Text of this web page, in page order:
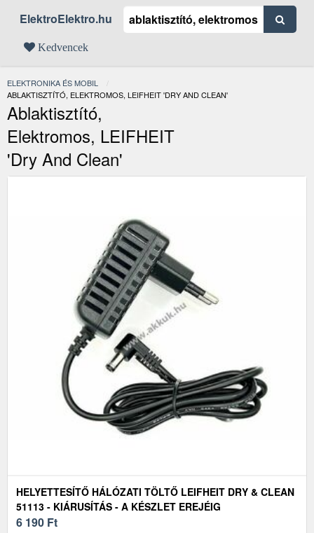
ElektroElektro.hu
Kedvencek
ELEKTRONIKA ÉS MOBIL
JELENLEGI:
ABLAKTISZTÍTÓ, ELEKTROMOS, LEIFHEIT 'DRY AND CLEAN'
Ablaktisztító,
Elektromos, LEIFHEIT
'Dry And Clean'
HELYETTESÍTŐ HÁLÓZATI TÖLTŐ LEIFHEIT DRY & CLEAN
51113 - KIÁRUSÍTÁS - A KÉSZLET EREJÉIG
6 190 Ft